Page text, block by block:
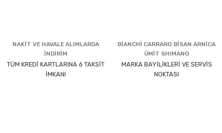
NAKİT VE HAVALE ALIMLARDA
İNDİRİM
TÜM KREDİ KARTLARINA 6 TAKSİT
İMKANI
BİANCHİ CARRARO BİSAN ARNİCA
ÜMİT SHIMANO
MARKA BAYİLİKLERİ VE SERVİS
NOKTASI